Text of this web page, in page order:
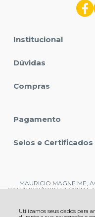
Utilizamos seus dados para
Institucional
Dúvidas
Compras
Pagamento
Selos e Certificados
MAURICIO MAGNE ME,
23.509.902/0001-53 / CNPJ:
Distribuidora